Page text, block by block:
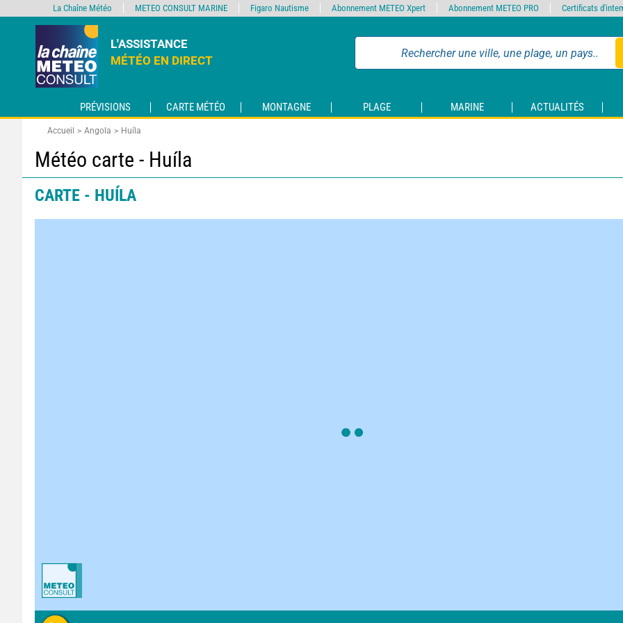
L'ASSISTANCE
MÉTÉO EN DIRECT
PRÉVISIONS CARTE MÉTÉO MONTAGNE PLAGE MARINE ACTUALITÉS
Accueil Angola Huíla
Météo carte - Huíla
CARTE - HUÍLA
La Chaîne Météo METEO CONSULT MARINE Figaro Nautisme Abonnement METEO Xpert Abonnement METEO PRO Certificats